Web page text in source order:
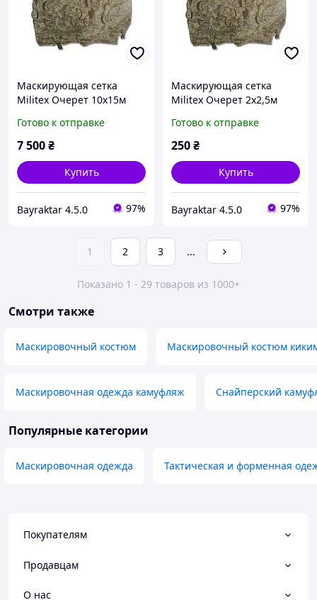
Маскирующая сетка
Militex Очерет 10х15м
Готово к отправке
7 500₴
Купить
Bayraktar 4.5.0 97%
Маскирующая сетка
Militex Очерет 2х2,5м
Готово к отправке
250₴
Купить
Bayraktar 4.5.0 97%
1 2 3 ...
Показано 1 - 29 товаров из 1000+
Смотри также
Маскировочный костюм Маскировочный костюм
Маскировочная одежда камуфляж Снайперский
Популярные категории
Маскировочная одежда Тактическая и форменная
Покупателям
Продавцам
О нас